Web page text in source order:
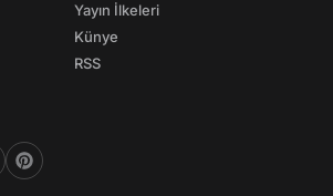
Yayın İlkeleri
Künye
RSS